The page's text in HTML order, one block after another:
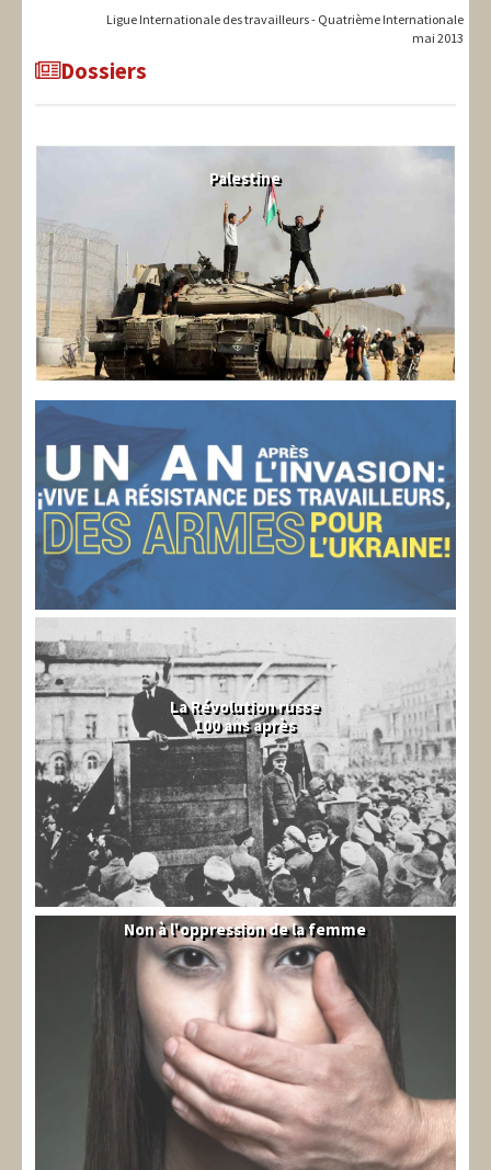
Ligue Internationale des travailleurs - Quatrième Internationale
mai 2013
Dossiers
Palestine
La Révolution russe
100 ans après
Syrie
Non à l'oppression de la femme